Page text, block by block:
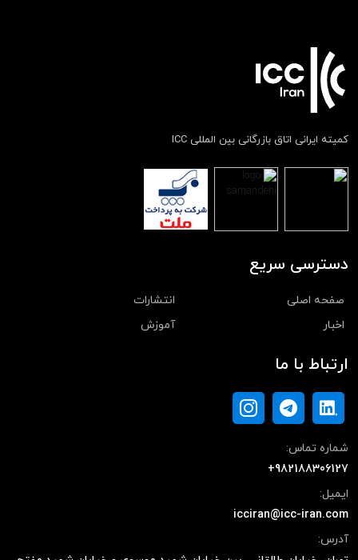
کمیته ایرانی اتاق بازرگانی بین المللی ICC
دسترسی سریع
صفحه اصلی
انتشارات
اخبار
آموزش
ارتباط با ما
شماره تماس:
+982188306127
ایمیل:
icciran@icc-iran.com
آدرس: